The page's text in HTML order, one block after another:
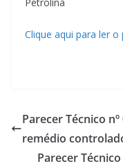
Clique aqui para ler o
Parecer Técnico
remédio
Parecer